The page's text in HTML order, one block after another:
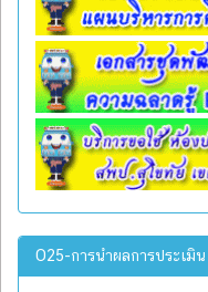
O25-การนำผลการประเมิ